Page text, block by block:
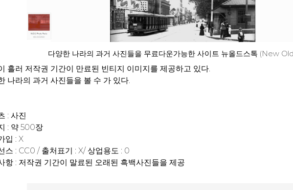
다양한 나라의 과거 사진들을 무료다운가능한 사이트 뉴올드스톡 (New
흘러 저작권 기간이 만료된 빈티지 이미지를 제공하고 있다.
나라의 과거 사진들을 볼 수 가 있다.
: 사진
: 약 500장
입 : X
스 : CC0 / 출처표기 : X/ 상업용도 : 0
항 : 저작권 기간이 말료된 오래된 흑백사진들을 제공